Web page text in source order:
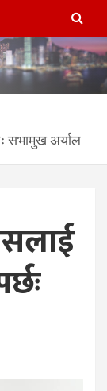
सभामुख अर्याल